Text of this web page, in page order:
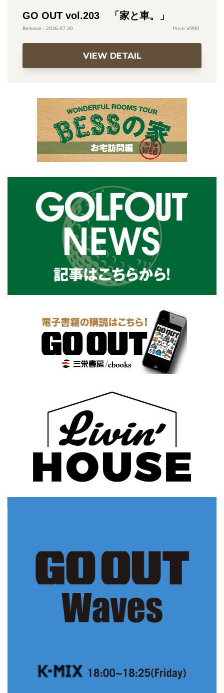
GO OUT vol.203 「家と車。」
2026.07.30 990
VIEW DETAIL